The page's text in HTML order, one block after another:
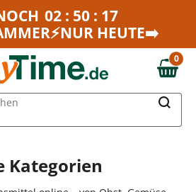
02 : 50 : 17
HEUTE➡️
0,00 €
0
Kategorien